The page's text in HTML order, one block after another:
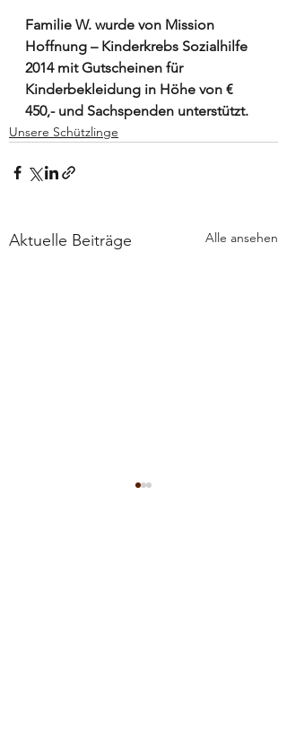
Familie W. wurde von Mission
Hoffnung – Kinderkrebs Sozialhilfe
2014 mit Gutscheinen für
Kinderbekleidung in Höhe von €
450,- und Sachspenden unterstützt.
Unsere Schützlinge
Aktuelle Beiträge Alle ansehen